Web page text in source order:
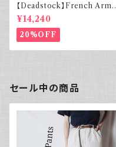
【Deadstock】French Army
フランス軍 M64 カーゴパンツ
実物 76C
¥14,240
20%OFF
セール中の商品